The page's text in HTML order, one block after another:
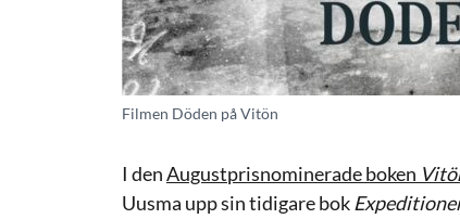
Filmen Döden på Vitön
I denAugustprisnominerade boken
Uusma upp sin tidigare bok